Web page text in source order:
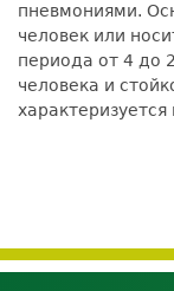
пневмониями.
человек или
периода от 4 до
человека и